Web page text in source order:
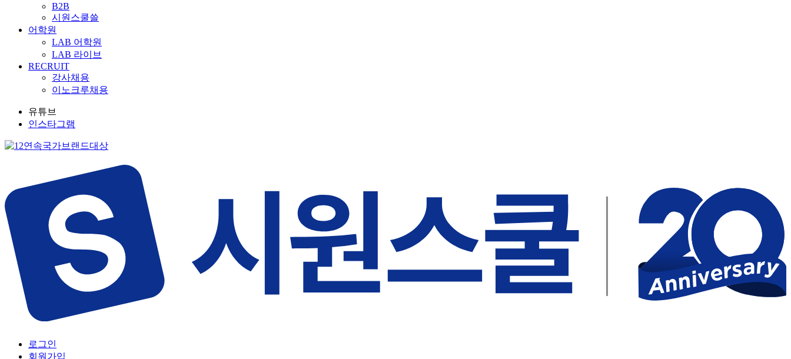
B2B
시원스쿨쓸
어학원
LAB 어학원
LAB 라이브
RECRUIT
강사채용
이노크루채용
유튜브
인스타그램
로그인
회원가입